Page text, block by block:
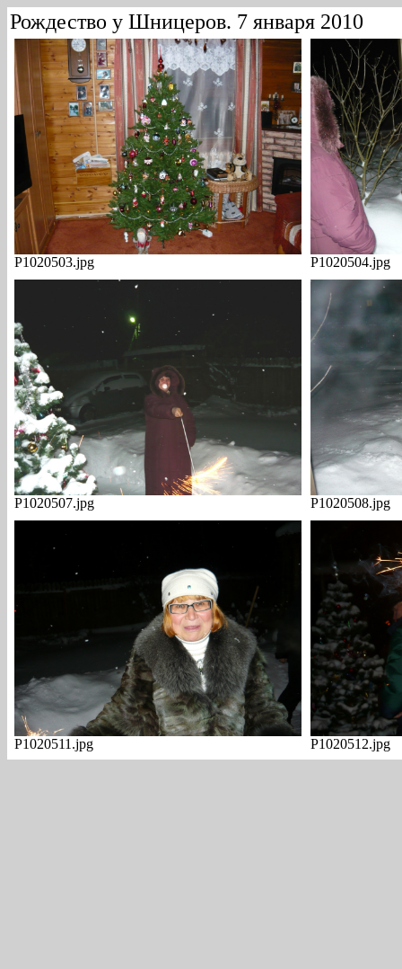
Рождество у Шницеров. 7 января 2010
P1020503.jpg P1020504.jpg
P1020507.jpg P1020508.jpg
P1020511.jpg P1020512.jpg